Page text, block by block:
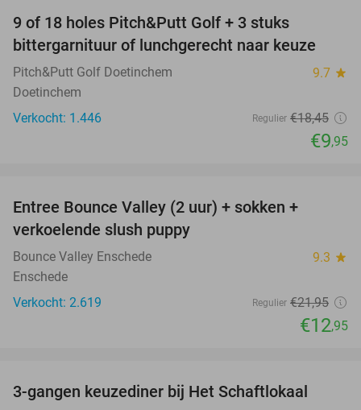
9 of 18 holes Pitch&Putt Golf + 3 stuks
bittergarnituur of lunchgerecht naar keuze
Pitch&Putt Golf Doetinchem 9.7 star
Doetinchem
Verkocht: 1.446
Regulier €18,45
€9,95
Entree Bounce Valley (2 uur) + sokken +
verkoelende slush puppy
Bounce Valley Enschede 9.3 star
Enschede
Verkocht: 2.619
Regulier €21,95
€12,95
3-gangen keuzediner bij Het Schaftlokaal